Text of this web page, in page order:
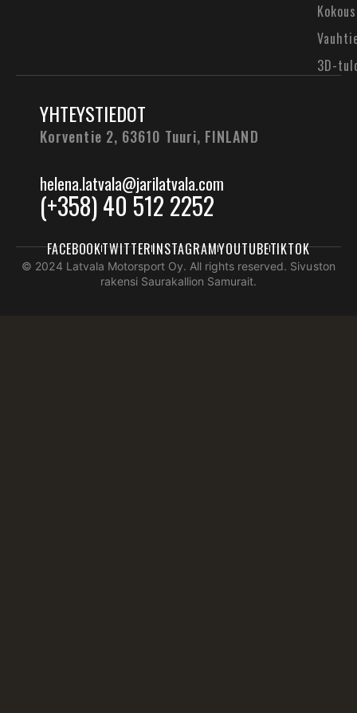
3D-
YHTEYSTIEDOT
Korventie 2, 63610 Tuuri, FINLAND
helena.latvala@jarilatvala.com
(+358) 40 512 2252
© 2024 Latvala Motorsport Oy. All rights reserved. Sivuston
rakensi Saurakallion Samurait.
FACEBOOKTWITTERINSTAGRAMYOUTUBETIKTOK